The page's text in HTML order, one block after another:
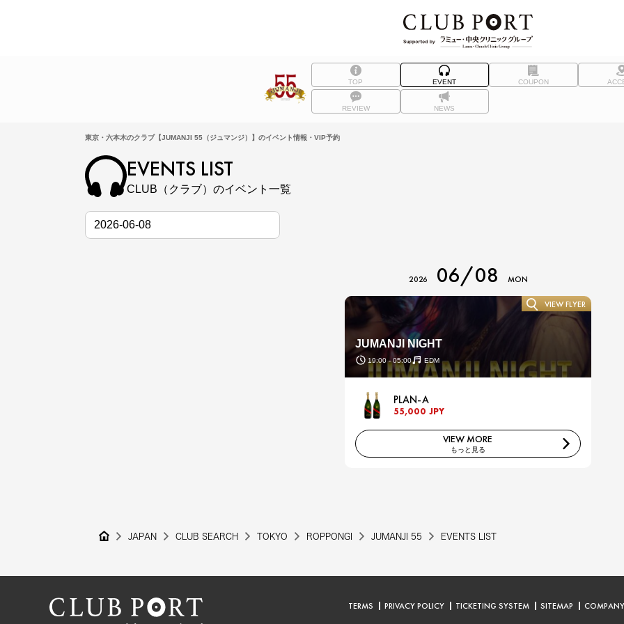
TOP EVENT COUPON
REVIEW NEWS
東京・六本木のクラブ【JUMANJI 55（ジュマンジ）】のイベント情報・VIP予約
EVENTS LIST
CLUB（クラブ）のイベント一覧
2026 06/08 MON
JUMANJI NIGHT
19:00 - 05:00 EDM
VIEW FLYER
PLAN-A
55,000 JPY
VIEW MORE
もっと見る
JAPAN CLUB SEARCH TOKYO ROPPONGI JUMANJI 55 EVENTS LIST
TERMS PRIVACY POLICY TICKETING SYSTEM SITEMAP COMPANY